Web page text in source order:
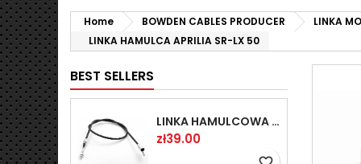
Home BOWDEN CABLES PRODUCER LINKA
LINKA HAMULCA APRILIA SR-LX 50
BEST SELLERS
LINKA HAMULCOWA PRZYCZEPY KNOTT 1440/1230 33921-1.14
Price
zł39.00